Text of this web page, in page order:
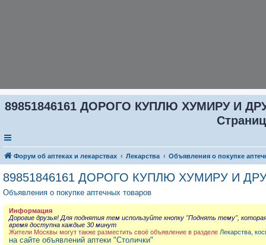
89851846161 ДОРОГО КУПЛЮ ХУМИРУ И
Форум об аптеках и лекарствах Лекарства Объявления о покупке
89851846161 ДОРОГО КУПЛЮ ХУМИРУ И
Объявления о покупке аптечных товаров
Информация
Дорогие друзья! Для поднятия тем используйте кнопку "Поднять тему",
время доступна каждые 30 минут
Жители Москвы могут также разместить своё объявление в разделе Лекарства,
на сайте объявлений аптеки "Столички"